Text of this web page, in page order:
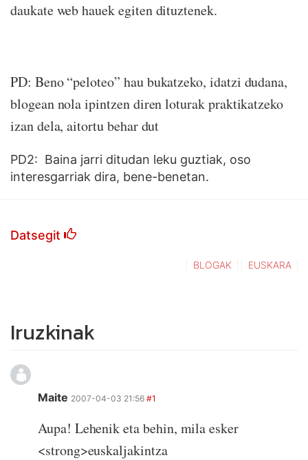
daukate web hauek egiten dituztenek.
PD: Beno “peloteo” hau bukatzeko, idatzi dudana,
blogean nola ipintzen diren loturak praktikatzeko
izan dela, aitortu behar dut
PD2: Baina jarri ditudan leku guztiak, oso
interesgarriak dira, bene-benetan.
Datsegit
BLOGAK EUSKARA
Iruzkinak
Maite 2007-04-03 21:56 #1
Aupa! Lehenik eta behin, mila esker
<strong>euskaljakintza